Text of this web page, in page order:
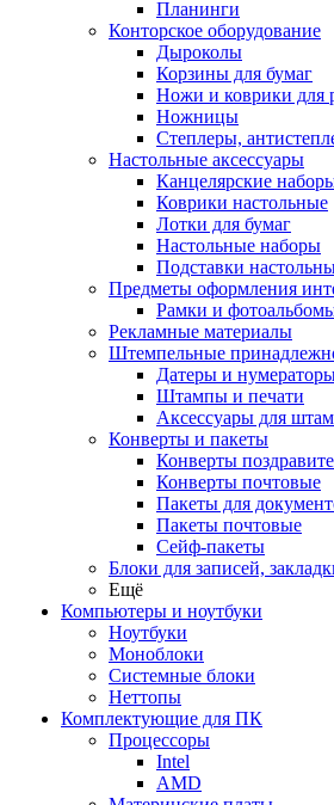
Планинги
Конторское оборудование
Дыроколы
Корзины для бумаг
Ножи и коврики для
Ножницы
Степлеры,
Настольные аксессуары
Канцелярские
Коврики настольные
Лотки для бумаг
Настольные наборы
Подставки
Предметы оформления
Рамки и
Рекламные материалы
Штемпельные
Датеры и
Штампы и печати
Аксессуары для
Конверты и пакеты
Конверты
Конверты почтовые
Пакеты для
Пакеты почтовые
Сейф-пакеты
Блоки для записей,
Ещё
Компьютеры и ноутбуки
Ноутбуки
Моноблоки
Системные блоки
Неттопы
Комплектующие для ПК
Процессоры
Intel
AMD